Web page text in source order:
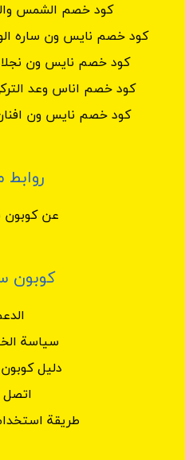
كود خصم الشمس
كود خصم نايس ون ساره
كود خصم نايس ون نجلاء
كود خصم اناس وعد التركي 15% بدون حد
كود خصم نايس ون
روابط
عن
كوبون
سياسة
دليل
اتصل
طريقة